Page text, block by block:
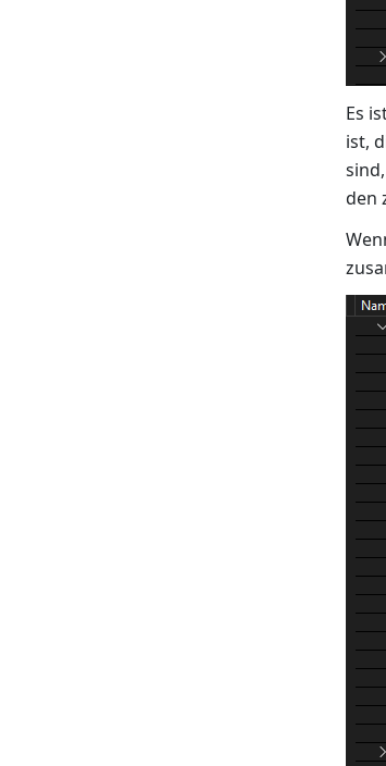
Es
ist,
den